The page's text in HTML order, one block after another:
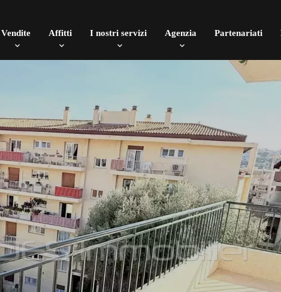
Vendite Affitti I nostri servizi Agenzia Partenariati